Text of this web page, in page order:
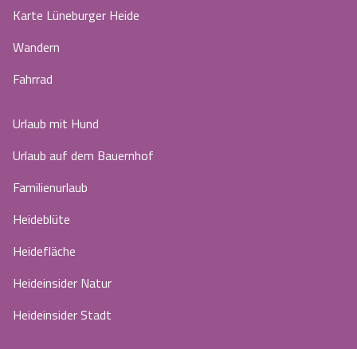
Karte Lüneburger Heide
Wandern
Fahrrad
Urlaub mit Hund
Urlaub auf dem Bauernhof
Familienurlaub
Heideblüte
Heidefläche
Heideinsider Natur
Heideinsider Stadt